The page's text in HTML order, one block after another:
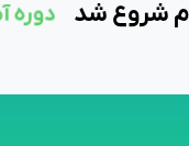
دوره شروع شد